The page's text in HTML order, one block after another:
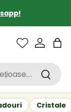
lei
Sac
Cristale